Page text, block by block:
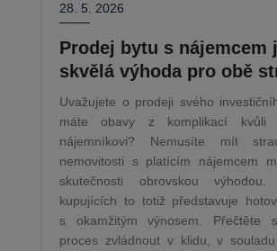
28. 5. 2026
Prodej bytu s nájemcem
skvělá výhoda pro obě
Uvažujete o prodeji svého
máte obavy z komplikací kvůli
nájemníkovi? Nemusíte mít
nemovitosti s platícím nájemcem
skutečnosti obrovskou
kupujících to totiž představuje
s okamžitým výnosem. Přečtěte
proces zvládnout v klidu, v